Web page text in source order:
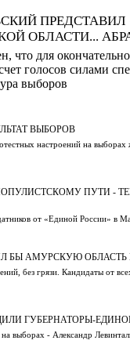
ПРЕДСТАВИЛ
ОБЛАСТИ...
что для
голосов силами
выборов
ВЫБОРОВ
настроений на
ПУТИ -
от «Единой России» в
БЫ АМУРСКУЮ ОБЛАСТЬ
без грязи. Кандидаты от
ГУБЕРНАТОРЫ-
выборах - Александр